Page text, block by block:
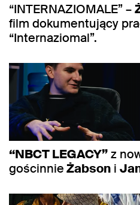
“INTERNAZIOMALE” –
film dokumentujący
“Internaziomal”.
“NBCT LEGACY”z
gościnnieŻabson i